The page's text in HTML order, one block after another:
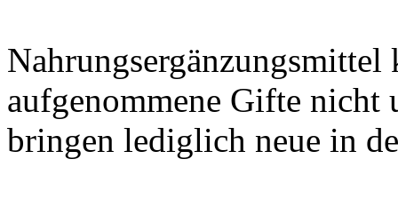
aufgenommene Gifte nicht
bringen lediglich neue in